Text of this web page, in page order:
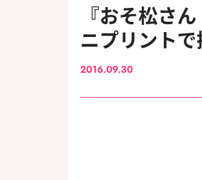
『おそ松さ
ニプリント
2016.09.30